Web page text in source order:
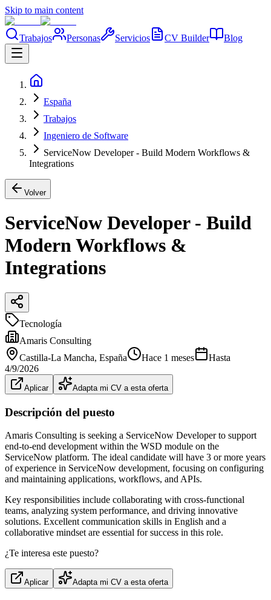
Skip to main content
Trabajos Personas Servicios CV Builder Blog
España
Trabajos
Ingeniero de Software
ServiceNow Developer - Build Modern Workflows &
Integrations
Volver
ServiceNow Developer - Build
Modern Workflows &
Integrations
Tecnología
Amaris Consulting
Castilla-La Mancha, España Hace 1 meses
Hasta
4/9/2026
Aplicar Adapta mi CV a esta oferta
Descripción del puesto
Amaris Consulting is seeking a ServiceNow Developer to support
end-to-end development within the WSD module on the
ServiceNow platform. The ideal candidate will have 3 or more years
of experience in ServiceNow development, focusing on configuring
and maintaining applications, workflows, and APIs.
Key responsibilities include collaborating with cross-functional
teams, analyzing system performance, and driving innovative
solutions. Excellent communication skills in English and a
collaborative mindset are essential for success in this role.
¿Te interesa este puesto?
Aplicar Adapta mi CV a esta oferta